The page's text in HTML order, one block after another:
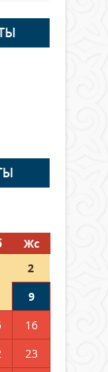
Жс
2
9
16
23